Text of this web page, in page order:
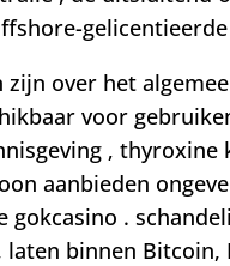
zijn over het
voor
‚
aanbieden
gokcasino .
binnen Bitcoin,